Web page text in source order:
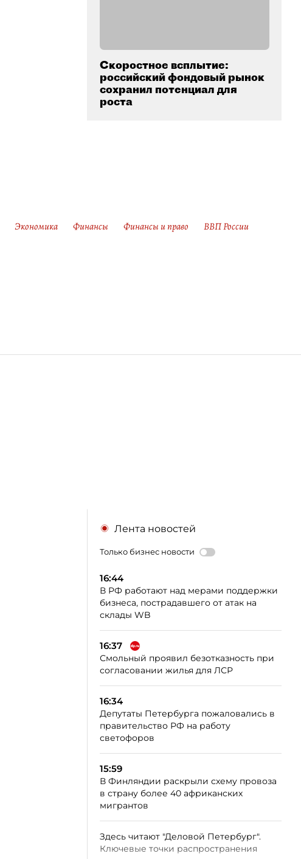
Скоростное всплытие:
российский фондовый рынок
сохранил потенциал для
роста
Экономика Финансы Финансы и право
ВВП России
Лента новостей
Только бизнес новости
16:44
В РФ работают над мерами поддержки
бизнеса, пострадавшего от атак на
склады WB
16:37
Смольный проявил безотказность при
согласовании жилья для ЛСР
16:34
Депутаты Петербурга пожаловались в
правительство РФ на работу
светофоров
15:59
В Финляндии раскрыли схему провоза
в страну более 40 африканских
мигрантов
Здесь читают "Деловой Петербург".
Ключевые точки распространения